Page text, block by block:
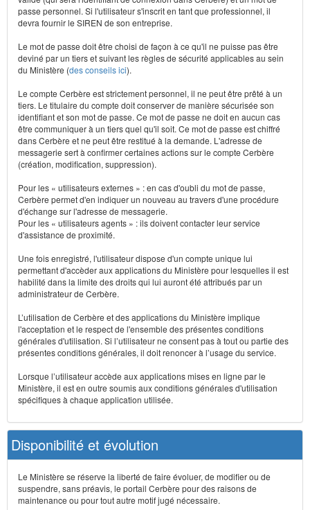
passe personnel. Si l'utilisateur s'inscrit en tant que professionnel, il
devra fournir le SIREN de son entreprise.
Le mot de passe doit être choisi de façon à ce qu'il ne puisse pas être
deviné par un tiers et suivant les règles de sécurité applicables au sein
du Ministère (des conseils ici).
Le compte Cerbère est strictement personnel, il ne peut être prêté à un
tiers. Le titulaire du compte doit conserver de manière sécurisée son
identifiant et son mot de passe. Ce mot de passe ne doit en aucun cas
être communiquer à un tiers quel qu'il soit. Ce mot de passe est chiffré
dans Cerbère et ne peut être restitué à la demande. L'adresse de
messagerie sert à confirmer certaines actions sur le compte Cerbère
(création, modification, suppression).
Pour les « utilisateurs externes » : en cas d'oubli du mot de passe,
Cerbère permet d'en indiquer un nouveau au travers d'une procédure
d'échange sur l'adresse de messagerie.
Pour les « utilisateurs agents » : ils doivent contacter leur service
d'assistance de proximité.
Une fois enregistré, l'utilisateur dispose d'un compte unique lui
permettant d'accèder aux applications du Ministère pour lesquelles il est
habilité dans la limite des droits qui lui auront été attribués par un
administrateur de Cerbère.
L’utilisation de Cerbère et des applications du Ministère implique
l'acceptation et le respect de l'ensemble des présentes conditions
générales d'utilisation. Si l’utilisateur ne consent pas à tout ou partie des
présentes conditions générales, il doit renoncer à l’usage du service.
Lorsque l’utilisateur accède aux applications mises en ligne par le
Ministère, il est en outre soumis aux conditions générales d'utilisation
spécifiques à chaque application utilisée.
Disponibilité et évolution
Le Ministère se réserve la liberté de faire évoluer, de modifier ou de
suspendre, sans préavis, le portail Cerbère pour des raisons de
maintenance ou pour tout autre motif jugé nécessaire.